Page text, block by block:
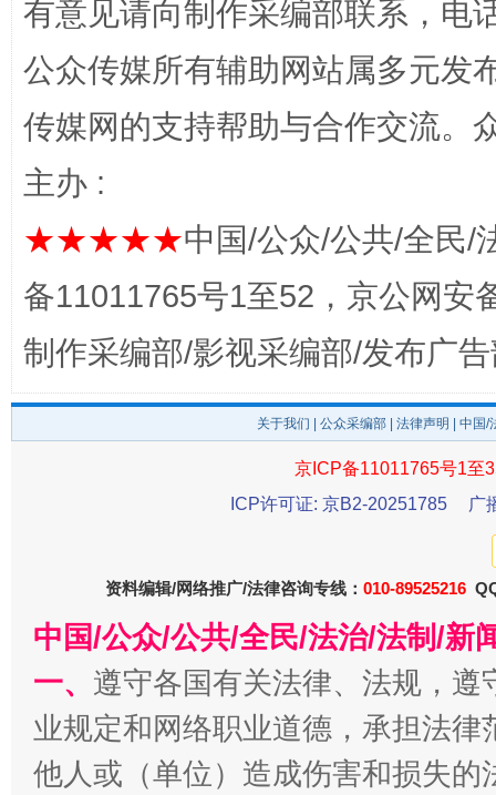
揭开“小金库”的免责幌子
从幼
有意见请向制作采编部联系，电
公众传媒所有辅助网站属多元发
传媒网的支持帮助与合作交流。
主办 :
★★★★★中国/公众/公共/全民/
备11011765号1至52，京公网安
制作采编部/影视采编部/发布广
关于我们 公众采编部 法律声明 | 中国
京ICP备11011765号1至
ICP许可证: 京B2-20251785
广
资料编辑/网络推广/法律咨询专线： 010-89525216
中国/公众/公共/全民/法治/法制/新
一、 遵守各国有关法律、法规，
业规定和网络职业道德，承担法
他人或（单位）造成伤害和损失